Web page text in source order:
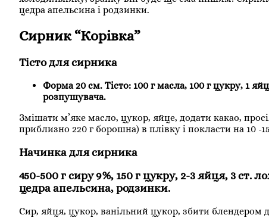
цедра апельсина і родзинки.
Сирник “Корівка”
Тісто для сирника
Форма 20 см. Тісто: 100 г масла, 100 г цукру, 1
розпушувача.
Змішати м’яке масло, цукор, яйце, додати какао,
приблизно 220 г борошна) в плівку і покласти на 10
Начинка для сирника
450-500 г сиру 9%, 150 г цукру, 2-3 яйця, 3
цедра апельсина, родзинки.
Сир, яйця, цукор, ванільний цукор, збити блендером